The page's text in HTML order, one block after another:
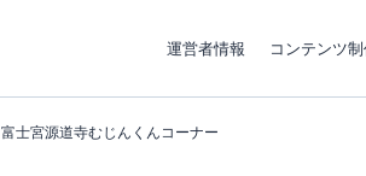
運営者情報 コンテンツ
富士宮源道寺むじんくんコーナー